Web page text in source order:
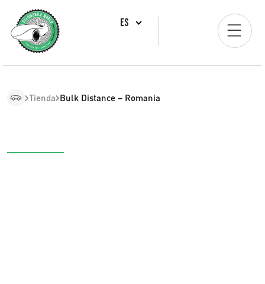
ES
Tienda Bulk Distance – Romania